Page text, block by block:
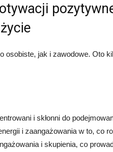
osobiste, jak i zawodowe. Oto
i skłonni do
i zaangażowania w to, co
i skupienia, co